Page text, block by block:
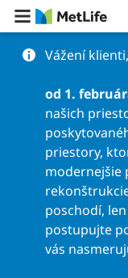
Preskočiť na obsah
Vážení klienti,
od 1.
našich
priestory,
modernejšie
poschodí,
postupujte
vás